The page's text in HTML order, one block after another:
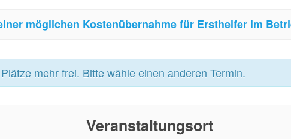
möglichen Kostenübernahme für Ersthelfer im
mehr frei. Bitte wähle einen anderen Termin.
Veranstaltungsort